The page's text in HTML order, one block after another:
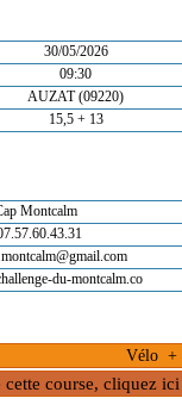
30/05/2026
09:30
AUZAT (09220)
15,5 + 13
Montcalm
du-montcalm.co
Vélo +
cette course, cliquez